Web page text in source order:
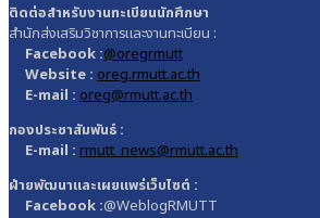
ติดต่อสำหรับงานทะเบียนนักศึกษา
สำนักส่งเสริมวิชาการและงานทะเบียน :
Facebook :@oregrmutt
Website : oreg.rmutt.ac.th
E-mail : oreg@rmutt.ac.th
กองประชาสัมพันธ์ :
E-mail : rmutt_news@rmutt.ac.th
ฝ่ายพัฒนาและเผยแพร่เว็บไซต์ :
Facebook :@WeblogRMUTT